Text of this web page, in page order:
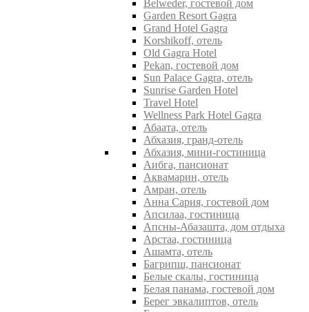
Belweder, гостевой дом
Garden Resort Gagra
Grand Hotel Gagra
Korshikoff, отель
Old Gagra Hotel
Pekan, гостевой дом
Sun Palace Gagra, отель
Sunrise Garden Hotel
Travel Hotel
Wellness Park Hotel Gagra
Абаата, отель
Абхазия, гранд-отель
Абхазия, мини-гостиница
Аибга, пансионат
Аквамарин, отель
Амран, отель
Анна Сария, гостевой дом
Апсилаа, гостиница
Апсны-Абазашта, дом отдыха
Арстаа, гостиница
Ашамта, отель
Багрипш, пансионат
Белые скалы, гостиница
Белая панама, гостевой дом
Берег эвкалиптов, отель